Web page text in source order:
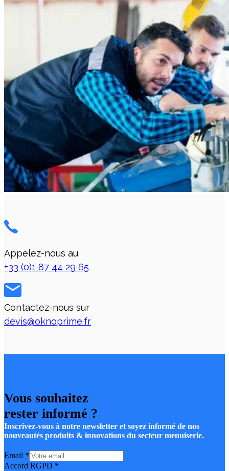
Appelez-nous au
+33 (0)1 87 44 29 65
Contactez-nous sur
devis@oknoprime.fr
Vous souhaitez
rester informé ?
Inscrivez-vous à notre newsletter et soyez informé de nos
nouveautés produits & innovations du secteur menuiserie.
Email *
Accord RGPD *